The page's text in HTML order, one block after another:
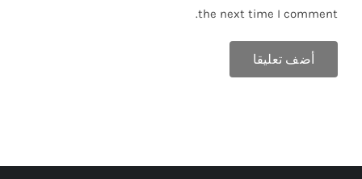
the next time I comment.